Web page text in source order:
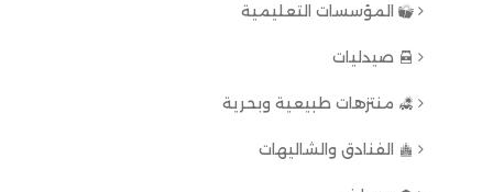
المؤسسات التعليمية
صيدليات
منتزهات طبيعية وبحرية
الفنادق والشاليهات